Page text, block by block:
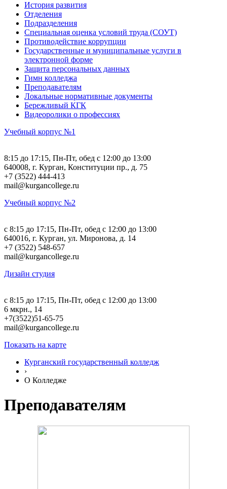
История развития
Отделения
Подразделения
Специальная оценка условий труда (СОУТ)
Противодействие коррупции
Государственные и муниципальные услуги в
электронной форме
Защита персональных данных
Гимн колледжа
Преподавателям
Локальные нормативные документы
Бережливый КГК
Видеоролики о профессиях
Учебный корпус №1
8:15 до 17:15, Пн-Пт, обед с 12:00 до 13:00
640008, г. Курган, Конституции пр., д. 75
+7 (3522) 444-413
mail@kurgancollege.ru
Учебный корпус №2
c 8:15 до 17:15, Пн-Пт, обед с 12:00 до 13:00
640016, г. Курган, ул. Миронова, д. 14
+7 (3522) 548-657
mail@kurgancollege.ru
Дизайн студия
c 8:15 до 17:15, Пн-Пт, обед с 12:00 до 13:00
6 мкрн., 14
+7(3522)51-65-75
mail@kurgancollege.ru
Показать на карте
Курганский государственный колледж
›
О Колледже
Преподавателям